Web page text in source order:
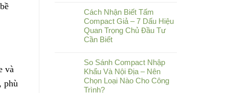
và
phù
Cách Nhận Biết Tấm
Compact Giả – 7 Dấu Hiệu
Quan Trọng Chủ Đầu Tư
Cần Biết
So Sánh Compact Nhập
Khẩu Và Nội Địa – Nên
Chọn Loại Nào Cho Công
Trình?